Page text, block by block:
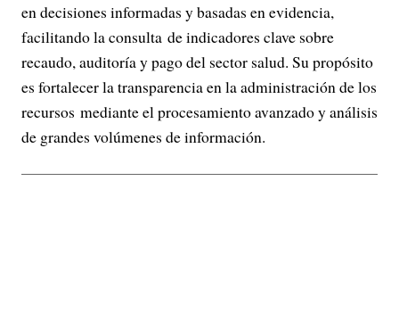
en decisiones informadas y basadas en evidencia,
facilitando la consulta de indicadores clave sobre
recaudo, auditoría y pago del sector salud. Su propósito
es fortalecer la transparencia en la administración de los
recursos mediante el procesamiento avanzado y análisis
de grandes volúmenes de información.